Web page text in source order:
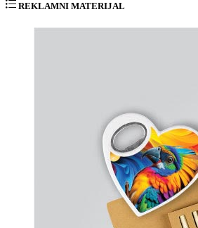
REKLAMNI MATERIJAL